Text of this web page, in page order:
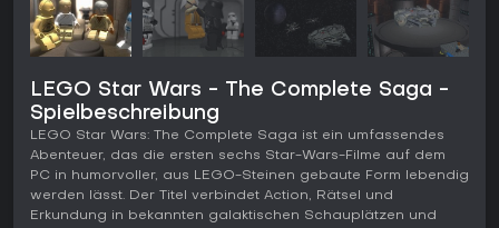
LEGO Star Wars - The Complete Saga -
Spielbeschreibung
LEGO Star Wars: The Complete Saga ist ein umfassendes
Abenteuer, das die ersten sechs Star-Wars-Filme auf dem
PC in humorvoller, aus LEGO-Steinen gebaute Form lebendig
werden lässt. Der Titel verbindet Action, Rätsel und
Erkundung in bekannten galaktischen Schauplätzen und